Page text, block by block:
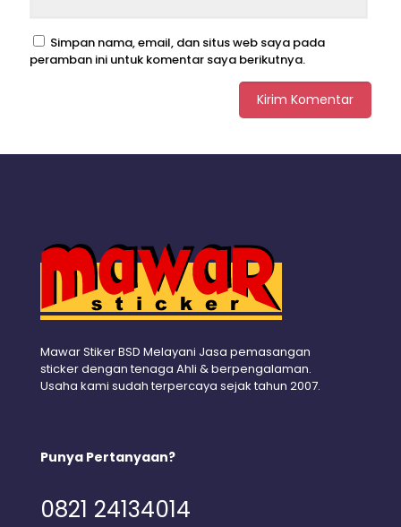
Simpan nama, email, dan situs web saya pada
peramban ini untuk komentar saya berikutnya.
Mawar Stiker BSD Melayani Jasa pemasangan
sticker dengan tenaga Ahli & berpengalaman.
Usaha kami sudah terpercaya sejak tahun 2007.
Punya Pertanyaan?
0821 24134014